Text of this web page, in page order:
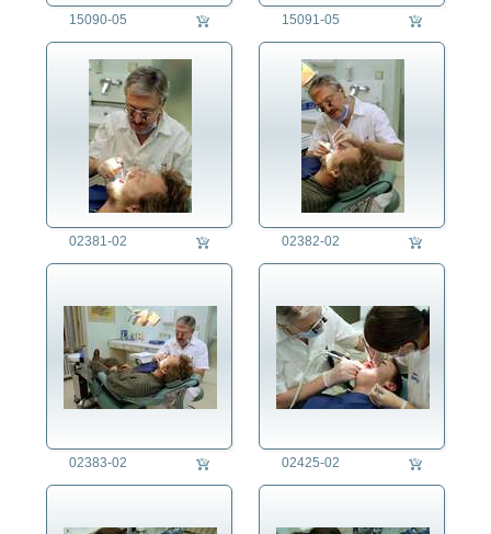
Sozialpädagoge/in
Spengler/in
Stahlarbeiter/in
Steinmetz/in
Sticker/in
Straßenkehrer/in
Straßenmusiker/in
Tänzer
Taxifahrer
Turmuhrenbauer/in
Uhrmacher/in
Verkäufer/-in
Vermessungs-Ingenieur/in
Visagist/in
Winzer/in
Zahnarzt/Zahnärztin
15090-05 15091-05
02381-02 02382-02
02383-02 02425-02